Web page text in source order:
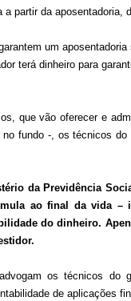
partir da aposentadoria,
um
terá dinheiro para
que vão oferecer e
fundo -, os técnicos
da Previdência
ao final da vida
do dinheiro.
os técnicos do
de aplicações